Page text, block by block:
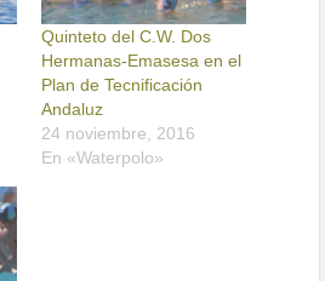
Quinteto del C.W. Dos
Hermanas-Emasesa en el
Plan de Tecnificación
Andaluz
24 noviembre, 2016
En «Waterpolo»